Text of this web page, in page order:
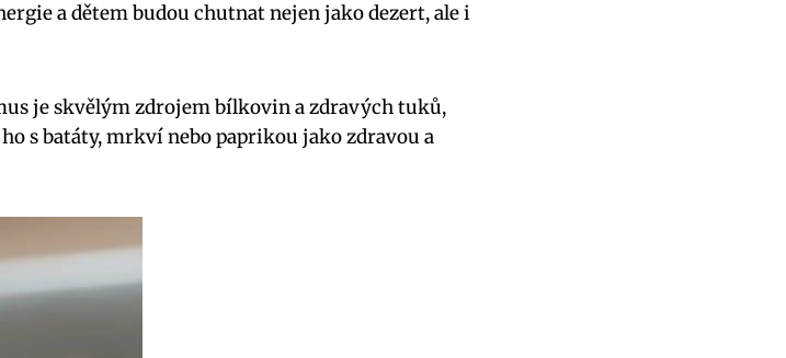
a dětem budou chutnat nejen jako dezert, ale i
je skvělým zdrojem bílkovin a zdravých tuků,
s batáty, mrkví nebo paprikou jako zdravou a